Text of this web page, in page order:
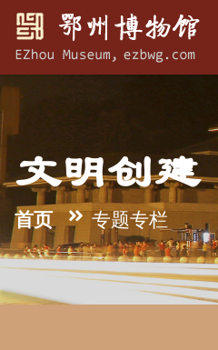
文明创建
首页 专题专栏